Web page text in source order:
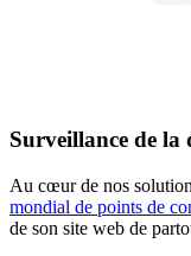
Surveillance de la
Au cœur de nos
mondial de points de
de son site web de